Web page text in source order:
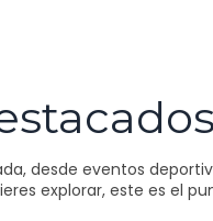
desde eventos
explorar, este es el